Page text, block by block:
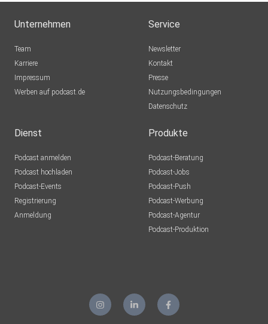
Unternehmen
Team
Karriere
Impressum
Werben auf podcast.de
Service
Newsletter
Kontakt
Presse
Nutzungsbedingungen
Datenschutz
Dienst
Podcast anmelden
Podcast hochladen
Podcast-Events
Registrierung
Anmeldung
Produkte
Podcast-Beratung
Podcast-Jobs
Podcast-Push
Podcast-Werbung
Podcast-Agentur
Podcast-Produktion